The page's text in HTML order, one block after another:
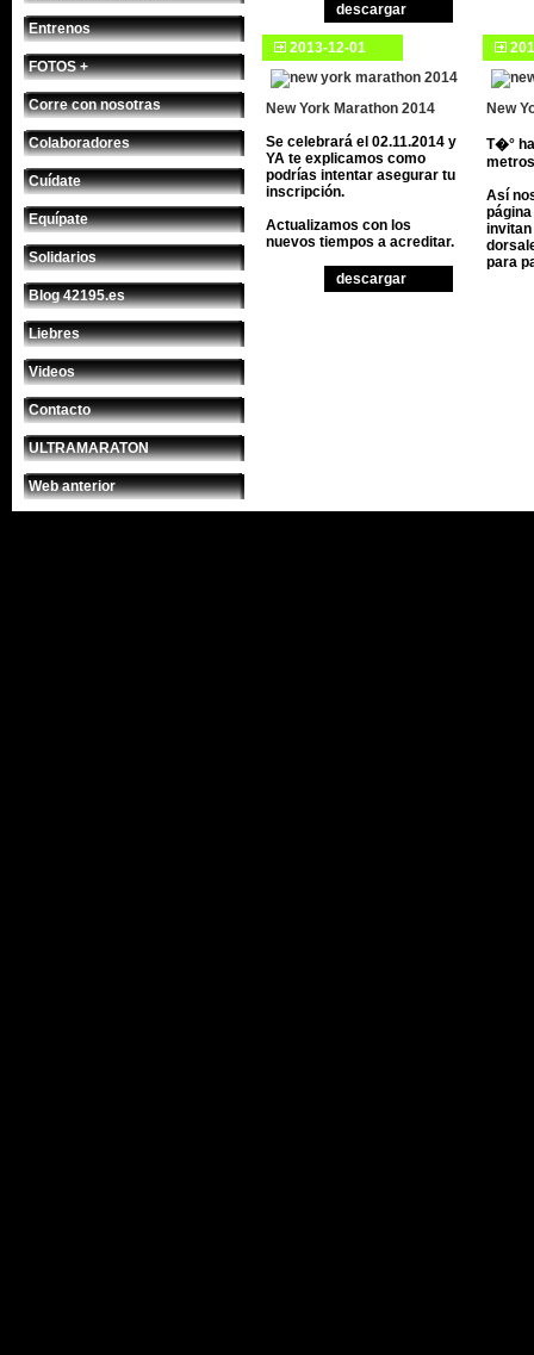
Entrenos
FOTOS +
Corre con nosotras
Colaboradores
Cuídate
Equípate
Solidarios
Blog 42195.es
Liebres
Videos
Contacto
ULTRAMARATON
Web anterior
descargar
2013-12-01
New York Marathon 2014
Se celebrará el 02.11.2014 y
YA te explicamos como
podrías intentar asegurar tu
inscripción.
Actualizamos con los
nuevos tiempos a acreditar.
descargar
New
T�°
Así
invitan
para